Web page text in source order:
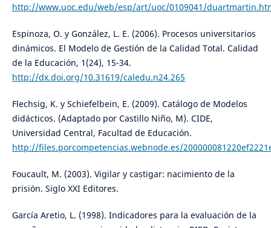
http://www.uoc.edu/web/esp/art/uoc/0109041/
Espinoza, O. y González, L. E. (2006). Procesos universitarios
dinámicos. El Modelo de Gestión de la Calidad Total. Calidad
de la Educación, 1(24), 15-34.
http://dx.doi.org/10.31619/caledu.n24.265
Flechsig, K. y Schiefelbein, E. (2009). Catálogo de Modelos
didácticos. (Adaptado por Castillo Niño, M). CIDE,
Universidad Central, Facultad de Educación.
http://files.porcompetencias.webnode.es/
Foucault, M. (2003). Vigilar y castigar: nacimiento de la
prisión. Siglo XXI Editores.
García Aretio, L. (1998). Indicadores para la evaluación de la